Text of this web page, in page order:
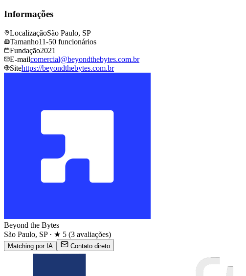
Informações
LocalizaçãoSão Paulo, SP
Tamanho11-50 funcionários
Fundação2021
E-mailcomercial@​beyondthebytes.​com.​br
Sitehttps://beyondthebytes.​com.​br
Beyond the Bytes
São Paulo, SP · ★ 5 (3 avaliações)
Matching por IA Contato direto